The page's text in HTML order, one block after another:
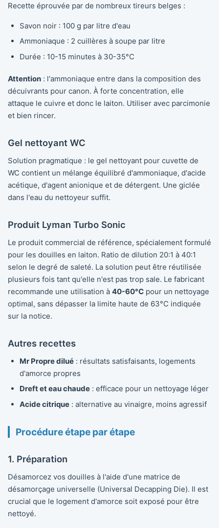
Recette éprouvée par de nombreux tireurs belges :
Savon noir : 100 g par litre d'eau
Ammoniaque : 2 cuillères à soupe par litre
Durée : 10-15 minutes à 30-35°C
Attention : l'ammoniaque entre dans la composition des
décuivrants pour canon. À forte concentration, elle
attaque le cuivre et donc le laiton. Utiliser avec parcimonie
et bien rincer.
Gel nettoyant WC
Solution pragmatique : le gel nettoyant pour cuvette de
WC contient un mélange équilibré d'ammoniaque, d'acide
acétique, d'agent anionique et de détergent. Une giclée
dans l'eau du nettoyeur suffit.
Produit Lyman Turbo Sonic
Le produit commercial de référence, spécialement formulé
pour les douilles en laiton. Ratio de dilution 20:1 à 40:1
selon le degré de saleté. La solution peut être réutilisée
plusieurs fois tant qu'elle n'est pas trop sale. Le fabricant
recommande une utilisation à 40-60°C pour un nettoyage
optimal, sans dépasser la limite haute de 63°C indiquée
sur la notice.
Autres recettes
Mr Propre dilué : résultats satisfaisants, logements
d'amorce propres
Dreft et eau chaude : efficace pour un nettoyage léger
Acide citrique : alternative au vinaigre, moins agressif
Procédure étape par étape
1. Préparation
Désamorcez vos douilles à l'aide d'une matrice de
désamorçage universelle (Universal Decapping Die). Il est
crucial que le logement d'amorce soit exposé pour être
nettoyé.